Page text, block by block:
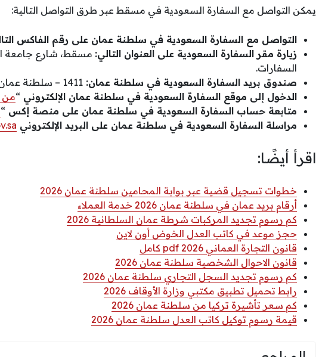
يمكن التواصل مع السفارة السعودية في مسقط عبر طرق التواصل التالية:
التواصل مع السفارة السعودية في سلطنة عمان على رقم الفاكس
زيارة مقر السفارة السعودية على العنوان التالي: مسقط، شارع جامعة
السفارات.
صندوق بريد السفارة السعودية في سلطنة عمان: 1411 – سلطنة عمان – روي 112.
الدخول إلى موقع السفارة السعودية في سلطنة عمان الإلكتروني “من
متابعة حساب السفارة السعودية في سلطنة عمان على منصة إكس “
مراسلة السفارة السعودية في سلطنة عمان على البريد الإلكتروني
اقرأ أيضًا:
خطوات تسجيل قضية عبر بوابة المحامين سلطنة عمان 2026
أرقام بريد عمان في سلطنة عمان 2026 خدمة العملاء
كم رسوم تجديد المركبات شرطة عمان السلطانية 2026
حجز موعد في كاتب العدل الخوض أون لاين
قانون التجارة العماني 2026 pdf كامل
قانون الاحوال الشخصية سلطنة عمان 2026
كم رسوم تجديد السجل التجاري سلطنة عمان 2026
رابط تحميل تطبيق مكتبي وزارة الأوقاف 2026
كم سعر تأشيرة تركيا من سلطنة عمان 2026
قيمة رسوم توكيل كاتب العدل سلطنة عمان 2026